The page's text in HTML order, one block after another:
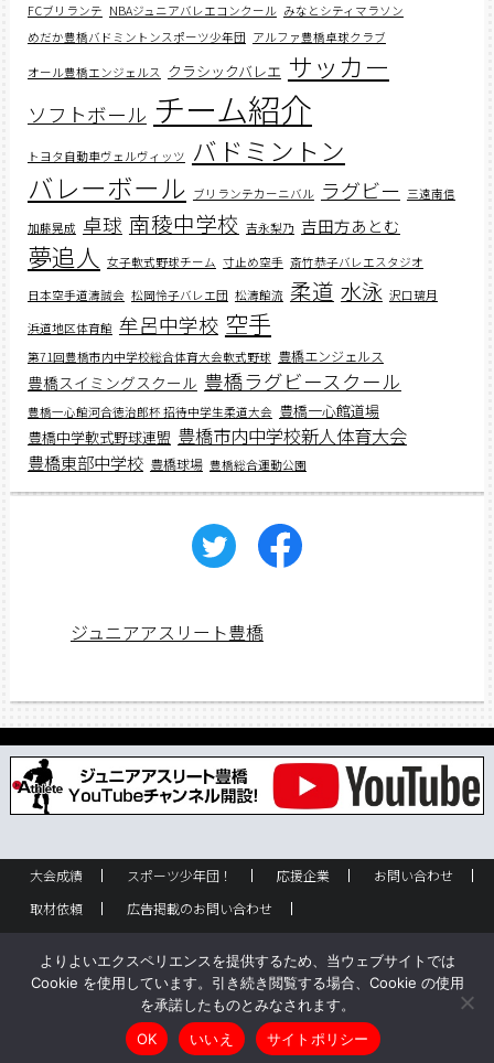
FCブリランテ NBAジュニアバレエコンクール みなとシティマラソン
めだか豊橋バドミントンスポーツ少年団 アルファ豊橋卓球クラブ
オール豊橋エンジェルス クラシックバレエ サッカー
ソフトボール チーム紹介
トヨタ自動車ヴェルヴィッツ バドミントン
バレーボール ブリランテカーニバル ラグビー 三遠南信
加藤晃成 卓球 南稜中学校 吉永梨乃 吉田方あとむ
夢追人 女子軟式野球チーム 寸止め空手 斎竹恭子バレエスタジオ
日本空手道濤誠会 松岡怜子バレエ団 松濤館流 柔道 水泳 沢口璃月
浜道地区体育館 牟呂中学校 空手
第71回豊橋市内中学校総合体育大会軟式野球 豊橋エンジェルス
豊橋スイミングスクール 豊橋ラグビースクール
豊橋一心館河合徳治郎杯 招待中学生柔道大会 豊橋一心館道場
豊橋中学軟式野球連盟 豊橋市内中学校新人体育大会
豊橋東部中学校 豊橋球場 豊橋総合運動公園
ジュニアアスリート豊橋
大会成績 スポーツ少年団！ 応援企業
お問い合わせ
取材依頼
広告掲載のお問い合わせ
バックナンバー
サイトポリシー
Copyright © ジュニアアスリート豊橋 All rights reserved.
よりよいエクスペリエンスを提供するため、当ウェブサイトでは
Cookie を使用しています。引き続き閲覧する場合、Cookie の使用
を承諾したものとみなされます。
OK
いいえ サイトポリシー